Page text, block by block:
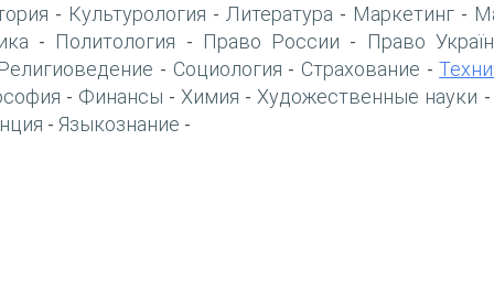
- Культурология - Литература - Маркетинг -
- Политология - Право России - Право
Религиоведение - Социология - Страхование -
- Финансы - Химия - Художественные науки -
- Языкознание -